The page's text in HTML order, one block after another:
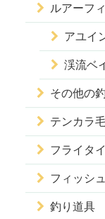
ルアーフ
アユイ
渓流ベ
その他の
テンカラ
フライタ
フィッシ
釣り道具